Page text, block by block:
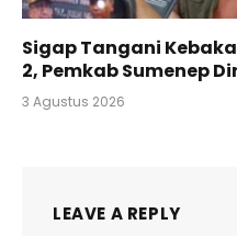
Sigap Tangani
2, Pemkab Sumenep
3 Agustus 2026
LEAVE A REPLY